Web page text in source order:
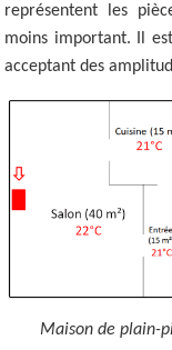
représentent les
moins important. Il
acceptant des
Maison de plain-